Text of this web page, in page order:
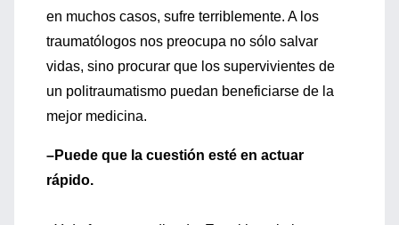
en muchos casos, sufre terriblemente. A los
traumatólogos nos preocupa no sólo salvar
vidas, sino procurar que los supervivientes de
un politraumatismo puedan beneficiarse de la
mejor medicina.
–Puede que la cuestión esté en actuar
rápido.